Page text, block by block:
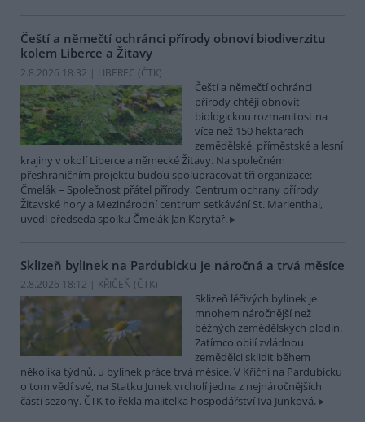
Čeští a němečtí ochránci přírody obnoví biodiverzitu
kolem Liberce a Žitavy
2.8.2026 18:32 | LIBEREC (ČTK)
Čeští a němečtí ochránci
přírody chtějí obnovit
biologickou rozmanitost na
více než 150 hektarech
zemědělské, příměstské a lesní
krajiny v okolí Liberce a německé Žitavy. Na společném
přeshraničním projektu budou spolupracovat tři organizace:
Čmelák – Společnost přátel přírody, Centrum ochrany přírody
Žitavské hory a Mezinárodní centrum setkávání St. Marienthal,
uvedl předseda spolku Čmelák Jan Korytář.
Sklizeň bylinek na Pardubicku je náročná a trvá měsíce
2.8.2026 18:12 | KŘIČEŇ (ČTK)
Sklizeň léčivých bylinek je
mnohem náročnější než
běžných zemědělských plodin.
Zatímco obilí zvládnou
zemědělci sklidit během
několika týdnů, u bylinek práce trvá měsíce. V Křični na Pardubicku
o tom vědí své, na Statku Junek vrcholí jedna z nejnáročnějších
částí sezony. ČTK to řekla majitelka hospodářství Iva Junková.